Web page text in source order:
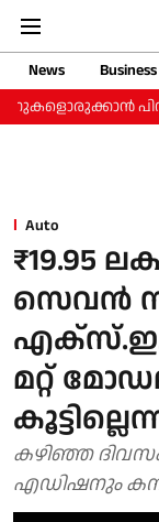
News
Auto
₹19.95
സെവന്‍
മറ്റ്
കഴിഞ്ഞ
എഡിഷനും